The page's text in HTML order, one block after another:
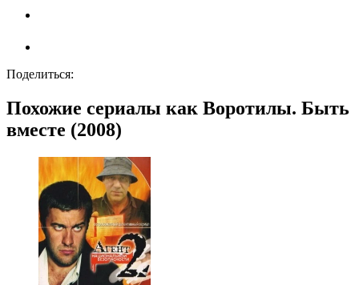
Поделиться:
Похожие сериалы как Воротилы. Быть
вместе (2008)